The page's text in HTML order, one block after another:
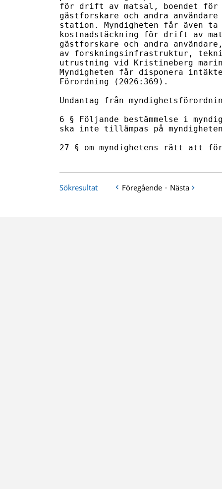
för drift av matsal, boendet
gästforskare och andra
station. Myndigheten får
kostnadstäckning för drift av
gästforskare och andra
av forskningsinfrastruktur,
utrustning vid Kristineberg
Myndigheten får disponera
Förordning (2026:369).
Undantag från
6 § Följande bestämmelse i
ska inte tillämpas på
27 § om myndighetens rätt att
Sökresultat Föregående · Nästa